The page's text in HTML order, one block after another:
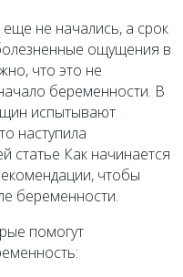
не начались, а срок
ощущения в
что это не
беременности. В
испытывают
наступила
Как начинается
чтобы
беременности.
помогут